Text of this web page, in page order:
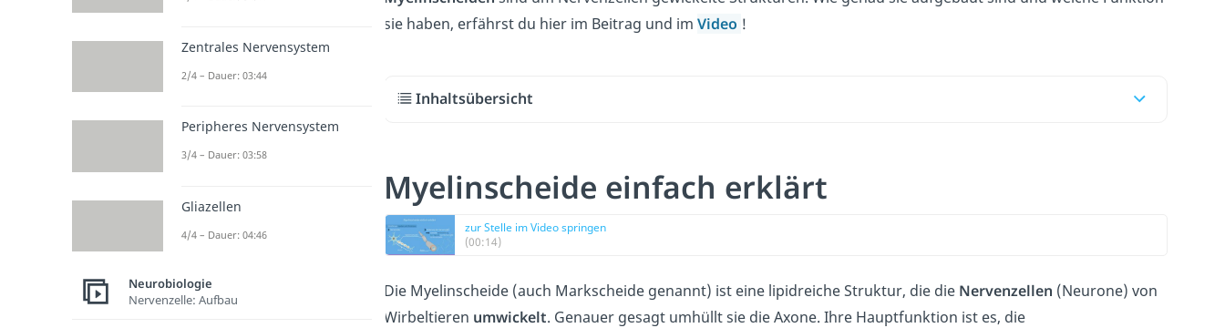
sie haben, erfährst du hier im Beitrag und im Video !
Inhaltsübersicht
Myelinscheide einfach erklärt
zur Stelle im Video springen
(00:14)
Die Myelinscheide (auch Markscheide genannt) ist eine lipidreiche Struktur, die die Nervenzellen (Neurone) von
Wirbeltieren umwickelt. Genauer gesagt umhüllt sie die Axone. Ihre Hauptfunktion ist es, die
Zentrales Nervensystem
2/4 – Dauer: 03:44
Peripheres Nervensystem
3/4 – Dauer: 03:58
Gliazellen
4/4 – Dauer: 04:46
Neurobiologie
Nervenzelle: Aufbau